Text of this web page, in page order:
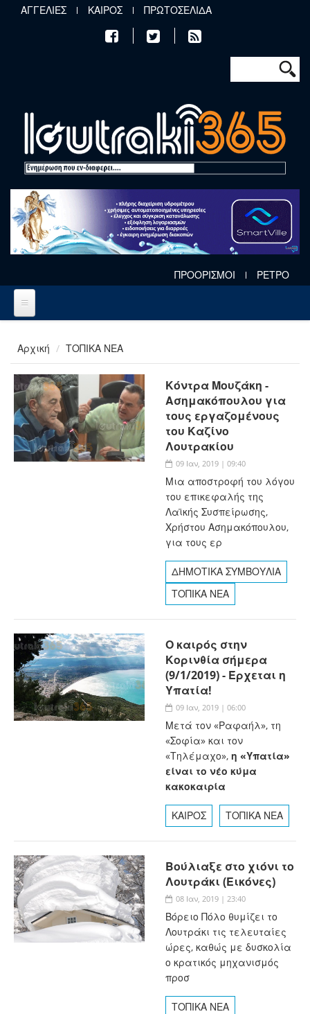
Παράκαμψη προς το κυρίως περιεχόμενο
ΑΓΓΕΛΙΕΣ ΚΑΙΡΟΣ ΠΡΩΤΟΣΕΛΙΔΑ
Φόρμα
Αναζήτηση
ΠΡΟΟΡΙΣΜΟΙ ΡΕΤΡΟ
Αρχική ΤΟΠΙΚΑ ΝΕΑ
Κόντρα Μουζάκη -
Ασημακόπουλου για
τους εργαζομένους
του Καζίνο
Λουτρακίου
09 Ιαν, 2019 | 09:40
Μια αποστροφή του λόγου
του επικεφαλής της
Λαϊκής Συσπείρωσης,
Χρήστου Ασημακόπουλου,
για τους ερ
ΔΗΜΟΤΙΚΑ ΣΥΜΒΟΥΛΙΑ
ΤΟΠΙΚΑ ΝΕΑ
Ο καιρός στην
Κορινθία σήμερα
(9/1/2019) - Έρχεται η
Υπατία!
09 Ιαν, 2019 | 06:00
Μετά τον «Ραφαήλ», τη
«Σοφία» και τον
«Τηλέμαχο», η «Υπατία»
είναι το νέο κύμα
κακοκαιρία
ΚΑΙΡΟΣ ΤΟΠΙΚΑ ΝΕΑ
Βούλιαξε στο χιόνι το
Λουτράκι (Εικόνες)
08 Ιαν, 2019 | 23:40
Βόρειο Πόλο θυμίζει το
Λουτράκι τις τελευταίες
ώρες, καθώς με δυσκολία
ο κρατικός μηχανισμός
προσ
ΤΟΠΙΚΑ ΝΕΑ